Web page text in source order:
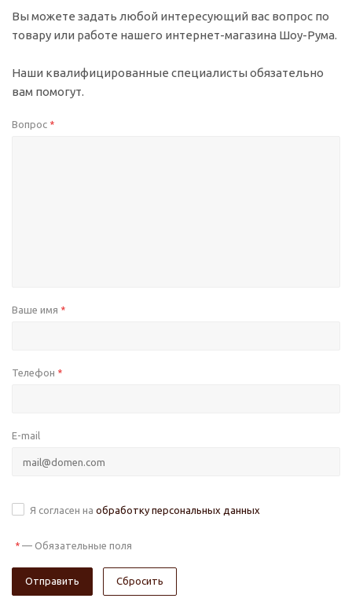
Вы можете задать любой интересующий вас вопрос по
товару или работе нашего интернет-магазина Шоу-Рума.
Наши квалифицированные специалисты обязательно
вам помогут.
Вопрос *
Ваше имя *
Телефон *
E-mail
Я согласен на обработку персональных данных
* — Обязательные поля
Сбросить